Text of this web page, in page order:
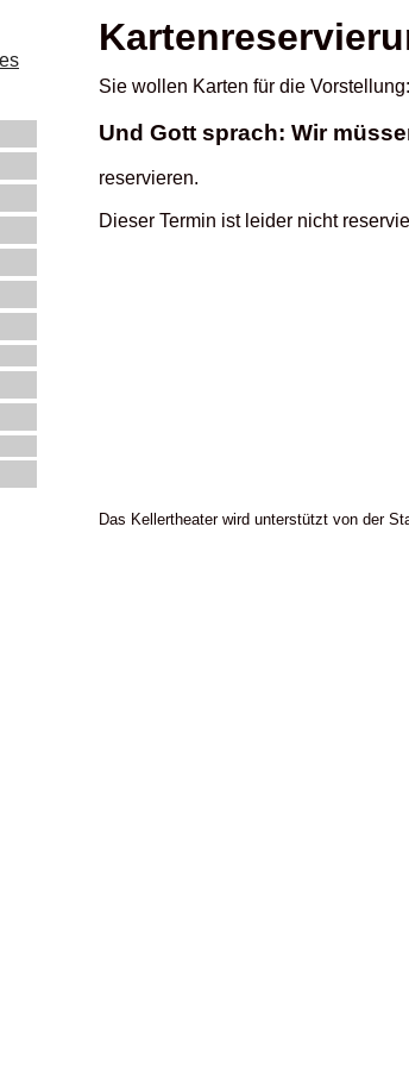
Sie wollen Karten für die Vorstellung:
Und Gott sprach: Wir
reservieren.
Dieser Termin ist leider nicht
Das Kellertheater wird unterstützt von der